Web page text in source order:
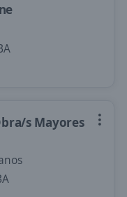
s Mayores